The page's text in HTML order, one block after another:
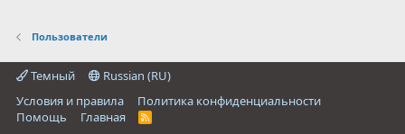
Пользователи
Темный
Russian (RU)
Условия и правила
Политика конфиденциальности
Помощь
Главная
R